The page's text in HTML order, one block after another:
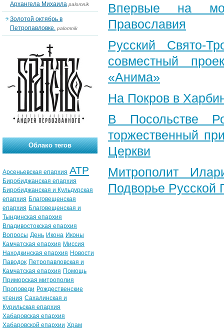
Впервые на
Православия
Русский Свято-
совместный
«Анима»
На Покров в
В Посольстве
торжественный
Церкви
Митрополит
Подворье Русской
Архангела Михаила palomnik
Золотой октябрь в
Петропавловке. palomnik
Облако тегов
Арсеньевская епархия АТР
Биробиджанская епархия
Биробиджанская и Кульдурская
епархия Благовещенская
епархия Благовещенская и
Тындинская епархия
Владивостокская епархия
Вопросы День Икона Иконы
Камчатская епархия Миссия
Находкинская епархия Новости
Паводок Петропавловская и
Камчатская епархия Помощь
Приморская митрополия
Проповеди Рождественские
чтения Сахалинская и
Курильская епархия
Хабаровская епархия
Хабаровской епархии Храм